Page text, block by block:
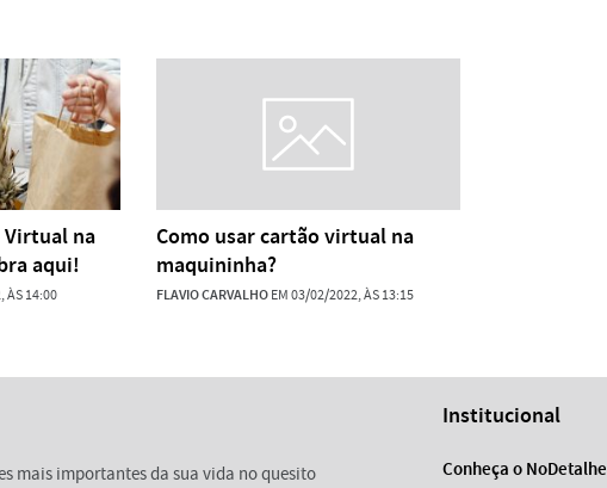
Virtual na
aqui!
ÀS 14:00
Como usar cartão virtual na
maquininha?
FLAVIO CARVALHOEM 03/02/2022, ÀS 13:15
mais importantes da sua vida no quesito
Institucional
Conheça o NoDetalhe